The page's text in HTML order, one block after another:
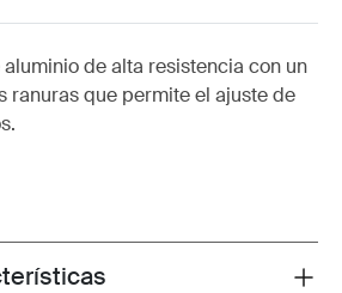
de alta resistencia con un
ranuras que permite el ajuste de
features